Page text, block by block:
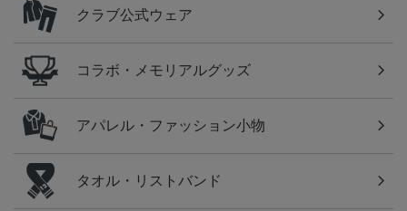
クラブ公式ウェア
コラボ・メモリアルグッズ
アパレル・ファッション小物
タオル・リストバンド